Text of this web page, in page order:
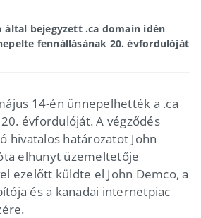
által bejegyzett .ca domain idén
fennállásának 20. évfordulóját
14-én ünnepelhették a .ca
évfordulóját. A végződés
hivatalos határozatot John
elhunyt üzemeltetője
ezelőtt küldte el John Demco, a
és a kanadai internetpiac